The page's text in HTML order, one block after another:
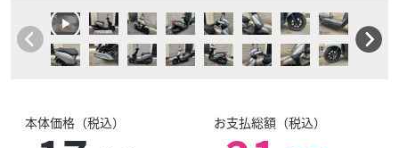
本体価格（税込） お支払総額（税込）